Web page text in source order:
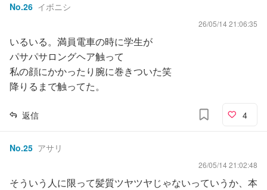
No.26 イボニシ
26/05/14 21:06:35
いるいる。満員電車の時に学生が
パサパサロングヘア触って
私の顔にかかったり腕に巻きついた笑
降りるまで触ってた。
返信 4
No.25 アサリ
26/05/14 21:02:48
そういう人に限って髪質ツヤツヤじゃないっていうか、本